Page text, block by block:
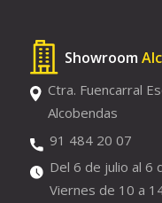
Showroom
Ctra. Fuencarral
Alcobendas
91 484 20 07
Del 6 de julio al 6
Viernes de 10 a